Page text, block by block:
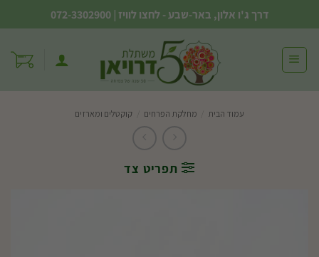
to
content
דרך ג'ו אלון, באר-שבע - לחצו לוויז |
072-3302900
עמוד הבית מחלקת הפרחים קוקטלים ומארזים
תפריט צד